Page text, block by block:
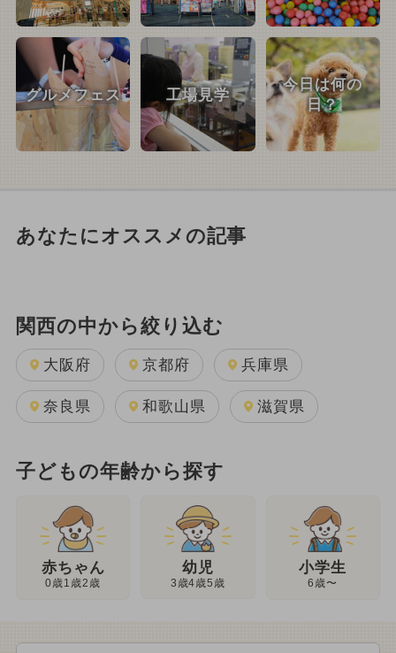
グルメフェス 工場見学
今日は何の
日？
あなたにオススメの記事
関西の中から絞り込む
大阪府 京都府 兵庫県
奈良県 和歌山県 滋賀県
子どもの年齢から探す
赤ちゃん
0歳1歳2歳
幼児
3歳4歳5歳
小学生
6歳〜